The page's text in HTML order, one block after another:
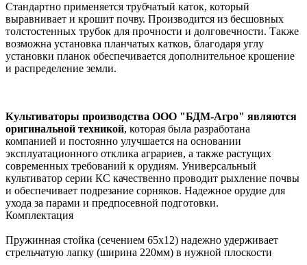
Стандартно применяется трубчатый каток, который
выравнивает и крошит почву. Производится из бесшовных
толстостенных трубок для прочности и долговечности. Также
возможна установка планчатых катков, благодаря углу
установки планок обеспечивается дополнительное крошение
и распределение земли.
Культиваторы производства ООО "БДМ-Агро" являются
оригинальной техникой, которая была разработана
компанией и постоянно улучшается на основании
эксплуатационного отклика аграриев, а также растущих
современных требований к орудиям. Универсальный
культиватор серии КС качественно проводит рыхление почвы
и обеспечивает подрезание сорняков. Надежное орудие для
ухода за парами и предпосевной подготовки.
Комплектация
Пружинная стойка (сечением 65х12) надежно удерживает
стрельчатую лапку (ширина 220мм) в нужной плоскости